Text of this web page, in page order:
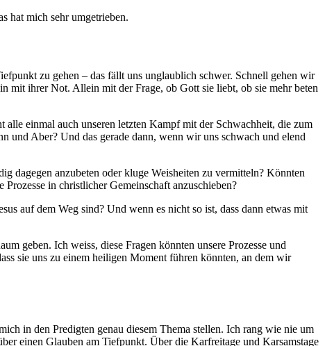
hat mich sehr umgetrieben.
zu gehen – das fällt uns unglaublich schwer. Schnell gehen wir
mit ihrer Not. Allein mit der Frage, ob Gott sie liebt, ob sie mehr beten
einmal auch unseren letzten Kampf mit der Schwachheit, die zum
und Aber? Und das gerade dann, wenn wir uns schwach und elend
dagegen anzubeten oder kluge Weisheiten zu vermitteln? Könnten
in christlicher Gemeinschaft anzuschieben?
auf dem Weg sind? Und wenn es nicht so ist, dass dann etwas mit
geben. Ich weiss, diese Fragen könnten unsere Prozesse und
sie uns zu einem heiligen Moment führen könnten, an dem wir
in den Predigten genau diesem Thema stellen. Ich rang wie nie um
einen Glauben am Tiefpunkt. Über die Karfreitage und Karsamstage